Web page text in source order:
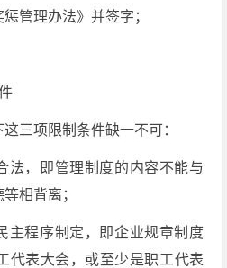
管理办法》并签字；
三项限制条件缺一不可：
，即管理制度的内容不能与
相背离；
主程序制定，即企业规章制度
代表大会，或至少是职工代表